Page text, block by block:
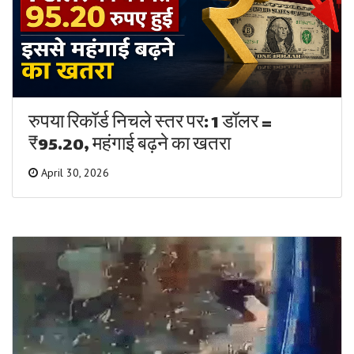
रुपया रिकॉर्ड निचले स्तर पर: 1 डॉलर =
₹95.20, महंगाई बढ़ने का खतरा
April 30, 2026